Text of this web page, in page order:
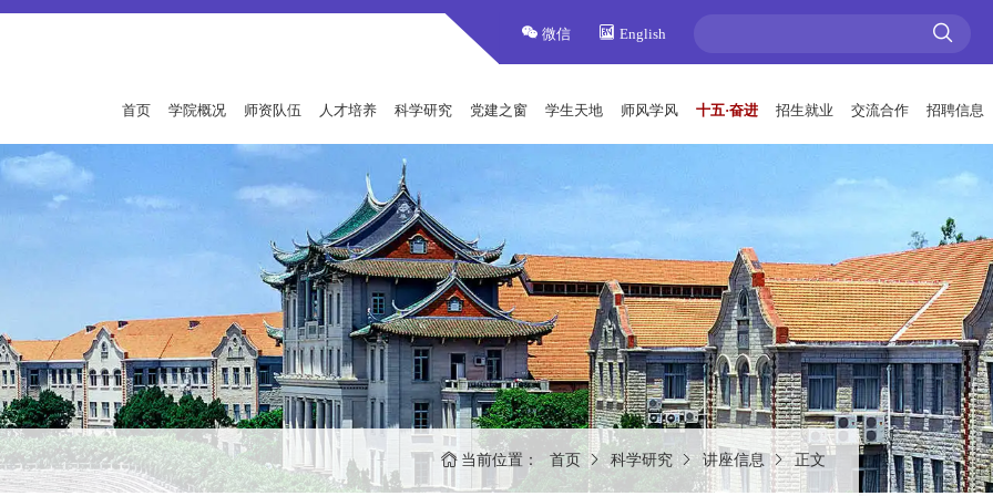
微信 English
首页 学院概况 师资队伍 人才培养 科学研究 党建之窗 学生天地 师风学风 十五·奋进 招生就业 交流合作 招聘信息
当前位置： 首页 科学研究 讲座信息 正文